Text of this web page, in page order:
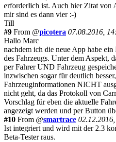
erforderlich ist. Auch hier Zitat von
mir sind es dann vier :-)
Till
#9 From @picotera 07.08.2016,
Hallo Marc
nachdem ich die neue App habe
des Fahrzeugs. Unter dem Aspekt,
per Fahrer UND Fahrzeug
inzwischen sogar für deutlich
Fahrzeuginformationen NICHT
nicht geht, da das Protokoll von
Vorschlag für eben die aktuelle
angezeigt werden und per Button
#10 From @smartrace
Ist integriert und wird mit der 2.3
Beta-Tester raus.